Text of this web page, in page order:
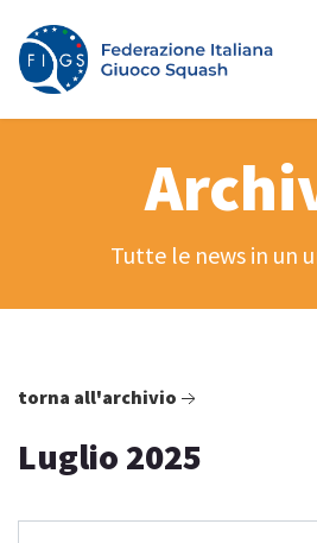
Tutte le news in un
torna all'archivio
Luglio 2025